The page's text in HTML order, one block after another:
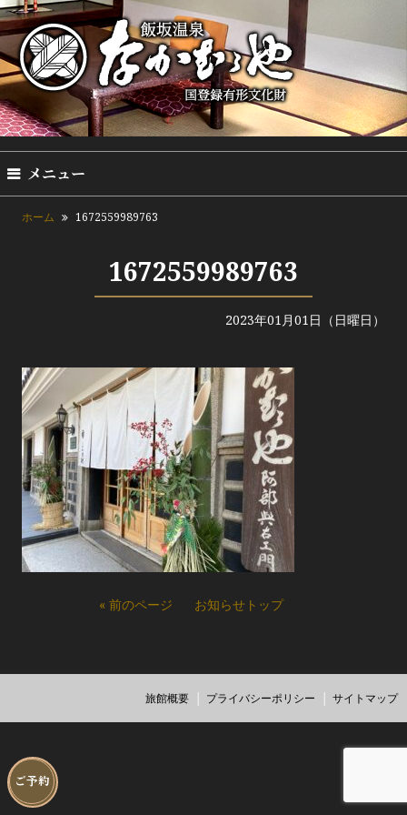
ご予約
メニュー
ホーム 1672559989763
1672559989763
2023年01月01日（日曜日）
« 前のページ お知らせトップ
旅館概要 プライバシーポリシー サイトマップ